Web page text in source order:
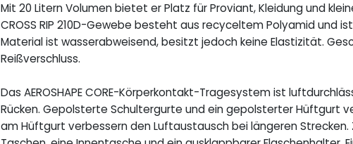
Mit 20 Litern Volumen bietet er Platz für Proviant, Kleidung und
CROSS RIP 210D-Gewebe besteht aus recyceltem Polyamid und
Material ist wasserabweisend, besitzt jedoch keine Elastizität.
Reißverschluss.
Das AEROSHAPE CORE-Körperkontakt-Tragesystem ist
Rücken. Gepolsterte Schultergurte und ein gepolsterter Hüftgurt
am Hüftgurt verbessern den Luftaustausch bei längeren